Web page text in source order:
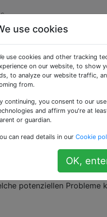
Server mit einer
kann aber keine
einzelnen Festplatte zu
werden) und die
Speicher wie S3 zu
/ Slave besser als ein
potenziellen Probleme
use cookies
use cookies and other tracking
on our website, to show
to analyze our website traffic,
from.
continuing, you consent to our
and affirm you're at
or guardian.
can read details in our Cookie
OK,